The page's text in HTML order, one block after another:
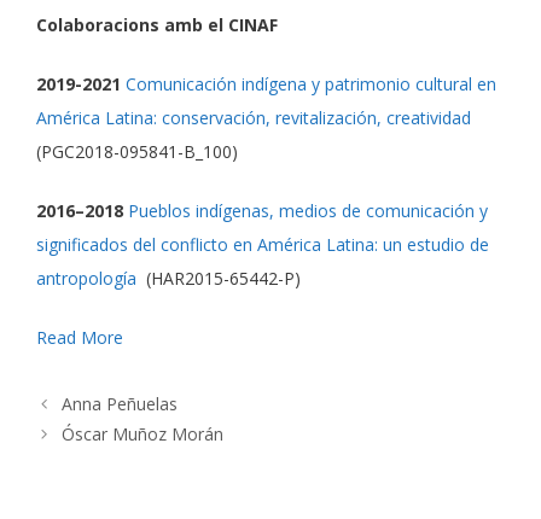
Colaboracions amb el CINAF
2019-2021 Comunicación indígena y patrimonio cultural en
América Latina: conservación, revitalización, creatividad
(PGC2018-095841-B_100)
2016–2018 Pueblos indígenas, medios de comunicación y
significados del conflicto en América Latina: un estudio de
antropología (HAR2015-65442-P)
Read More
Anna Peñuelas
Óscar Muñoz Morán